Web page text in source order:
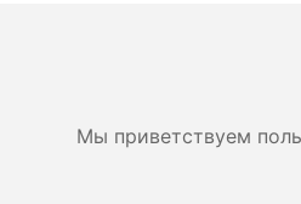
Мы приветствуем